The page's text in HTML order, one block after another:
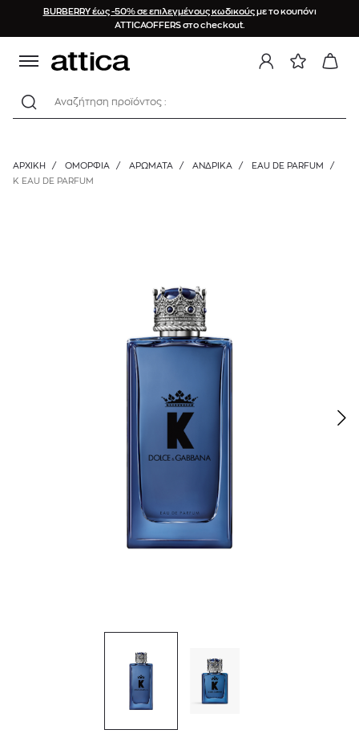
BURBERRY έως -50% σε επιλεγμένους κωδικούςμε το κουπόνι
ATTICAOFFERS στο checkout.
Αναζήτηση προϊόντος :
ΑΡΧΙΚΉ / ΟΜΟΡΦΙΑ / ΑΡΩΜΑΤΑ / ΑΝΔΡΙΚΆ / EAU DE PARFUM
/
K EAU DE PARFUM